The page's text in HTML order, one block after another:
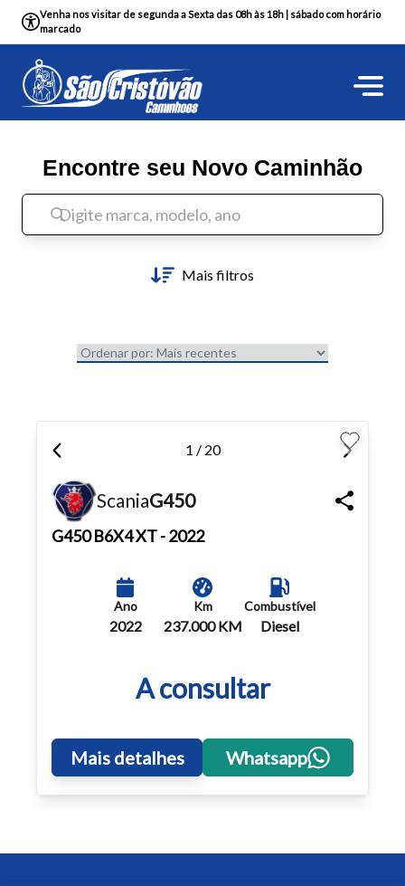
Venha nos visitar de segunda a Sexta das 08h às 18h | sábado com horário
marcado
Encontre seu Novo Caminhão
Mais filtros
1 / 20
ScaniaG450
G450 B6X4 XT - 2022
Ano
2022
Km
237.000 KM
Combustível
Diesel
A consultar
Mais detalhes Whatsapp